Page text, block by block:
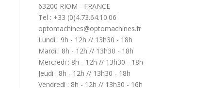
63200 RIOM - FRANCE
Tel : +33 (0)4.73.64.10.06
optomachines@optomachines.fr
Lundi : 9h - 12h // 13h30 - 18h
Mardi : 8h - 12h // 13h30 - 18h
Mercredi : 8h - 12h // 13h30 - 18h
Jeudi : 8h - 12h // 13h30 - 18h
Vendredi : 8h - 12h // 13h30 - 16h